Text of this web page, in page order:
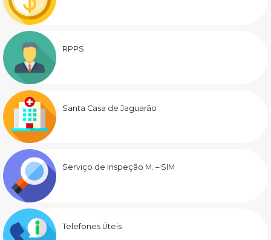
RPPS
Santa Casa de Jaguarão
Serviço de Inspeção M. – SIM
Telefones Úteis